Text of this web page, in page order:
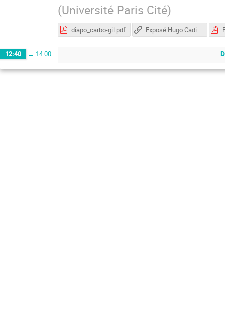
(Université Paris Cité)
diapo_carbo-gil.pdf Exposé Hugo Cadière
12:40 → 14:00